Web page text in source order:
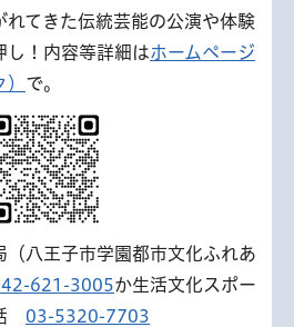
れてきた伝統芸能の公演や体験
し！内容等詳細はホームページ
で。
八王子市学園都市文化ふれあ
621-3005か生活文化スポー
03-5320-7703